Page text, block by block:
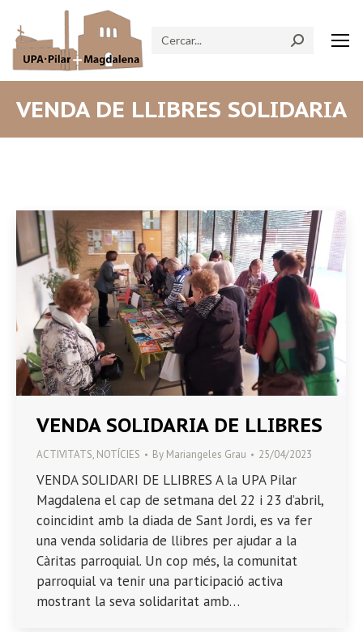
Search:
VENDA DE LLIBRES SOLIDARIA
VENDA SOLIDARIA DE LLIBRES
ACTIVITATS, NOTÍCIES By Mariangeles Grau 25/04/2023
VENDA SOLIDARI DE LLIBRES A la UPA Pilar
Magdalena el cap de setmana del 22 i 23 d’abril,
coincidint amb la diada de Sant Jordi, es va fer
una venda solidaria de llibres per ajudar a la
Càritas parroquial. Un cop més, la comunitat
parroquial va tenir una participació activa
mostrant la seva solidaritat amb…